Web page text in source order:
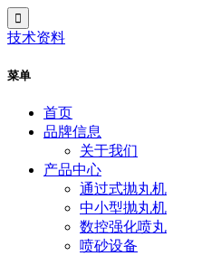
技术资料
菜单
首页
品牌信息
关于我们
产品中心
通过式抛丸机
中小型抛丸机
数控强化喷丸
喷砂设备